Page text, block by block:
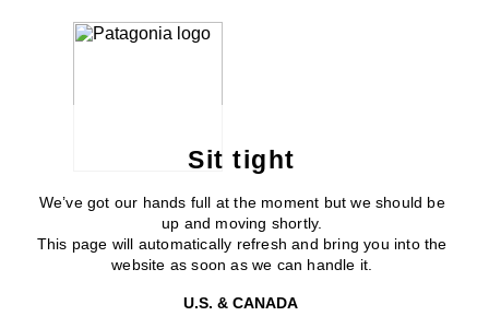
Sit tight
We’ve got our hands full at the moment but we should be
up and moving shortly.
This page will automatically refresh and bring you into the
website as soon as we can handle it.
U.S. & CANADA